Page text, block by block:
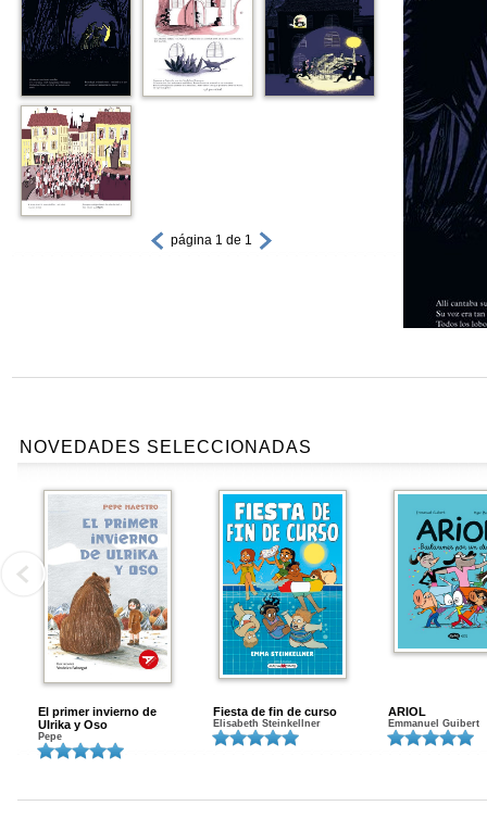
página 1 de 1
NOVEDADES SELECCIONADAS
El primer invierno de
Ulrika y Oso
Pepe
Fiesta de fin de curso
Elisabeth Steinkellner
ARIOL
Emmanuel Guibert